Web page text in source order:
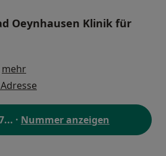
Oeynhausen Klinik für
mehr
... · Nummer anzeigen